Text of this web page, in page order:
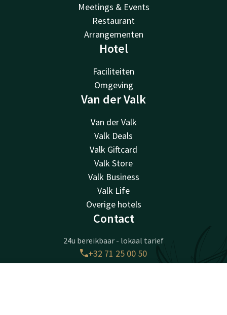
Meetings & Events
Restaurant
Arrangementen
Hotel
Faciliteiten
Omgeving
Van der Valk
Van der Valk
Valk Deals
Valk Giftcard
Valk Store
Valk Business
Valk Life
Overige hotels
Contact
24u bereikbaar - lokaal tarief
+32 71 25 00 50
Bereikbaar via mail